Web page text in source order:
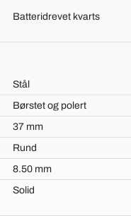
Batteridrevet kvarts
Stål
Børstet og polert
37 mm
Rund
8.50 mm
Solid